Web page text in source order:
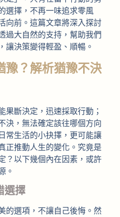
選擇，不再一味追求零風
向前。這篇文章將深入探討
過大自然的支持，幫助我們
讓決策變得輕盈、順暢。
豫？解析猶豫不決
果斷決定，迅速採取行動；
決，無法確定該往哪個方向
常生活的小抉擇，更可能讓
正推動人生的變化。究竟是
？以下幾個內在因素，或許
。
選擇
的選項，不讓自己後悔。然